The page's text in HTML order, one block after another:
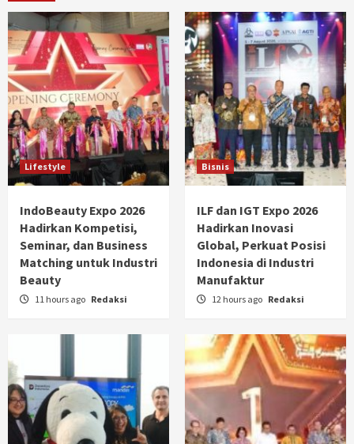
Lifestyle
IndoBeauty Expo 2026
Hadirkan Kompetisi,
Seminar, dan Business
Matching untuk Industri
Beauty
11 hours ago Redaksi
Bisnis
ILF dan IGT Expo 2026
Hadirkan Inovasi
Global, Perkuat Posisi
Indonesia di Industri
Manufaktur
12 hours ago Redaksi